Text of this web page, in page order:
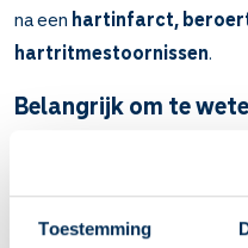
Toestemming
na een hartinfarct,
hartritmestoornissen.
Belangrijk om te
Acenocoumarol zorgt
samenklontert
minder kans op
Bij trombosebeen,